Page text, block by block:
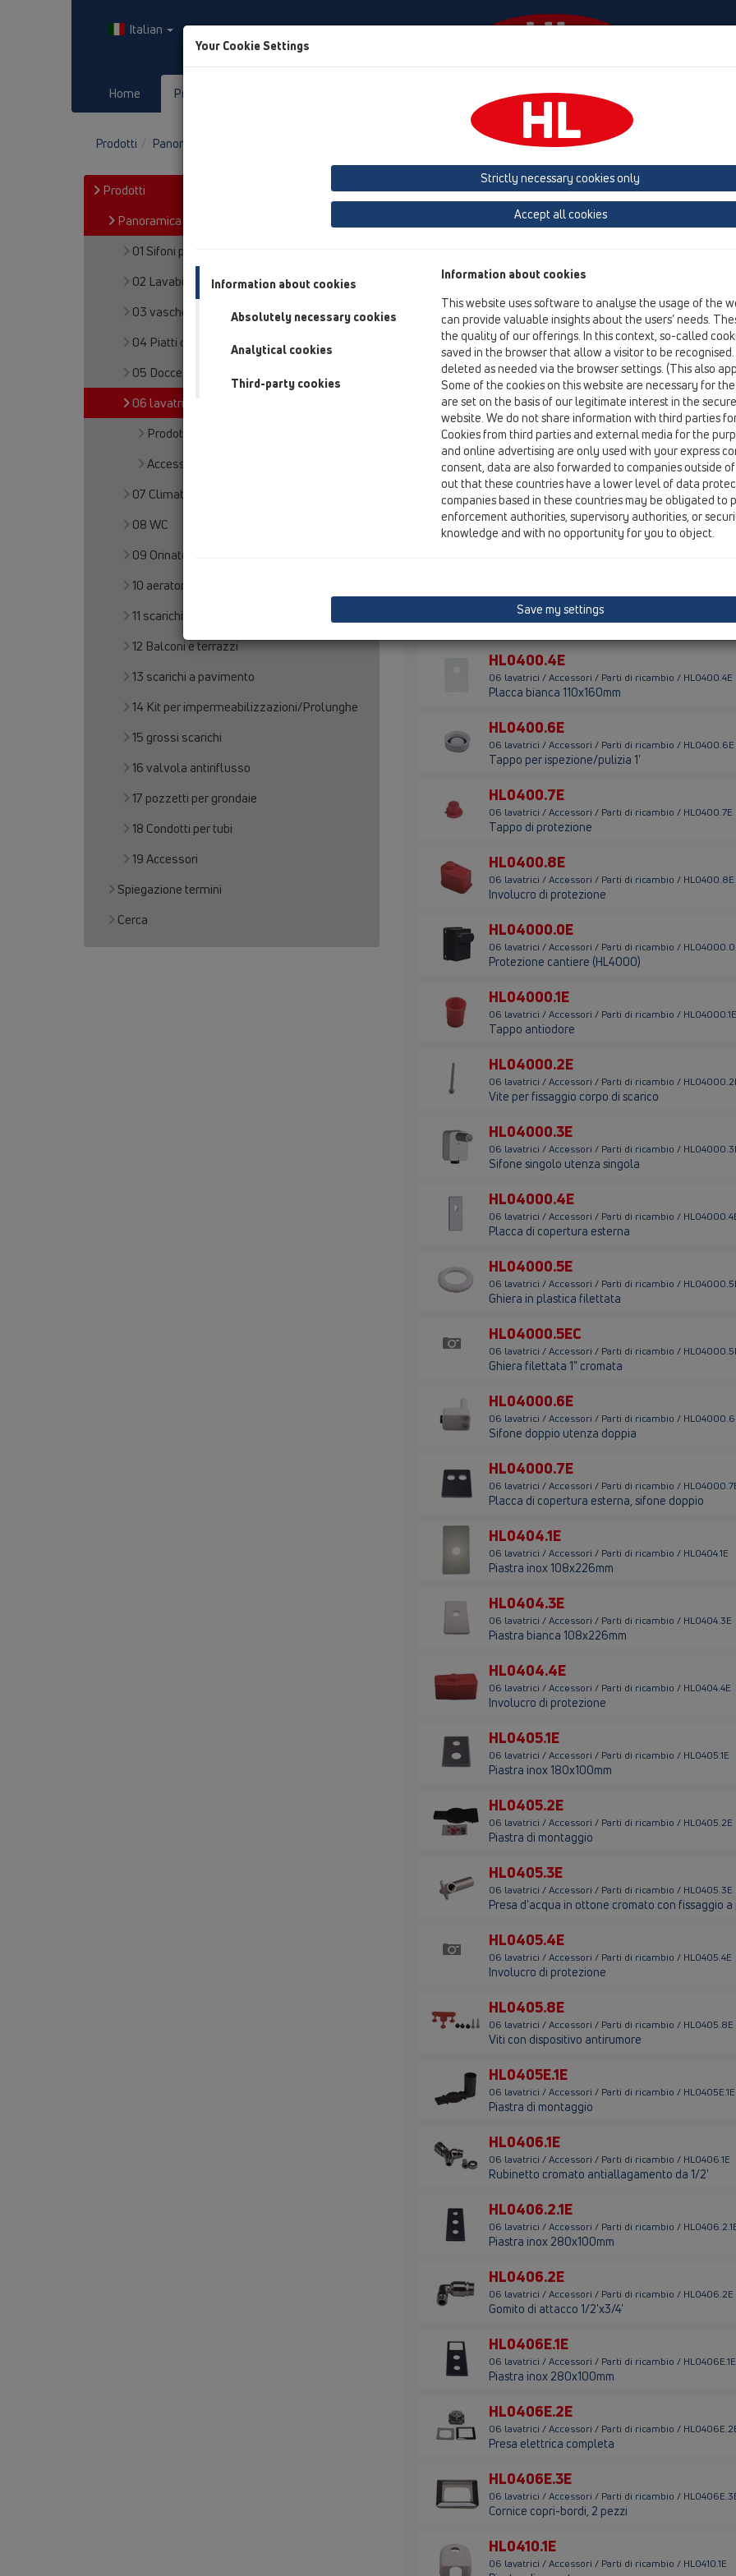
Italian
Home Prodotti Casa HL Contact & Newsletter
Prodotti Panoramica del Prodotto
Prodotti
Panoramica del Prodotto
01 Sifoni per cucina
02 Lavabi
03 vasche
04 Piatti doccia
05 Docce senza barriere
06 lavatrici
Prodotti
Accessori
07 Climatizzazione e ventilazione
08 WC
09 Orinatoi
10 aeratore
11 scarichi per tetti
12 Balconi e terrazzi
13 scarichi a pavimento
14 Kit per impermeabilizzazioni/Prolunghe
15 grossi scarichi
16 valvola antiriflusso
17 pozzetti per grondaie
18 Condotti per tubi
19 Accessori
Spiegazione termini
Cerca
Panoramica del Prodotto
Accessori
HL01000D
06 lavatrici / Accessori / Parti di ricambio / HL01000D
Guarnizione piatta 1'
HL01050D
06 lavatrici / Accessori / Parti di ricambio / HL01050D
O-Ring 18x2,5mm
HL01111D
06 lavatrici / Accessori / Parti di ricambio / HL01111D
Guarnizione sifone lavabo
HL02.3E
06 lavatrici / Accessori / Parti di ricambio / HL02.3E
HL0400.11E
06 lavatrici / Accessori / Parti di ricambio / HL0400.11E
Tappo di protezione
HL0400.4E
06 lavatrici / Accessori / Parti di ricambio / HL0400.4E
Placca bianca 110x160mm
HL0400.6E
06 lavatrici / Accessori / Parti di ricambio / HL0400.6E
Tappo per ispezione/pulizia 1'
HL0400.7E
06 lavatrici / Accessori / Parti di ricambio / HL0400.7E
Tappo di protezione
HL0400.8E
06 lavatrici / Accessori / Parti di ricambio / HL0400.8E
Involucro di protezione
HL04000.0E
06 lavatrici / Accessori / Parti di ricambio /
Protezione cantiere (HL4000)
HL04000.1E
06 lavatrici / Accessori / Parti di ricambio / HL04000.1E
Tappo antiodore
HL04000.2E
06 lavatrici / Accessori / Parti di ricambio /
Vite per fissaggio corpo di scarico
HL04000.3E
06 lavatrici / Accessori / Parti di ricambio /
Sifone singolo utenza singola
HL04000.4E
06 lavatrici / Accessori / Parti di ricambio /
Placca di copertura esterna
HL04000.5E
06 lavatrici / Accessori / Parti di ricambio /
Ghiera in plastica filettata
HL04000.5EC
06 lavatrici / Accessori / Parti di ricambio /
Ghiera filettata 1" cromata
HL04000.6E
06 lavatrici / Accessori / Parti di ricambio /
Sifone doppio utenza doppia
HL04000.7E
06 lavatrici / Accessori / Parti di ricambio /
Placca di copertura esterna, sifone doppio
HL0404.1E
06 lavatrici / Accessori / Parti di ricambio / HL0404.1E
Piastra inox 108x226mm
HL0404.3E
06 lavatrici / Accessori / Parti di ricambio / HL0404.3E
Piastra bianca 108x226mm
HL0404.4E
06 lavatrici / Accessori / Parti di ricambio / HL0404.4E
Involucro di protezione
HL0405.1E
06 lavatrici / Accessori / Parti di ricambio / HL0405.1E
Piastra inox 180x100mm
HL0405.2E
06 lavatrici / Accessori / Parti di ricambio / HL0405.2E
Piastra di montaggio
HL0405.3E
06 lavatrici / Accessori / Parti di ricambio / HL0405.3E
Presa d'acqua in ottone cromato con fissaggio
HL0405.4E
06 lavatrici / Accessori / Parti di ricambio / HL0405.4E
Involucro di protezione
HL0405.8E
06 lavatrici / Accessori / Parti di ricambio / HL0405.8E
Viti con dispositivo antirumore
HL0405E.1E
06 lavatrici / Accessori / Parti di ricambio / HL0405E.1E
Piastra di montaggio
HL0406.1E
06 lavatrici / Accessori / Parti di ricambio / HL0406.1E
Rubinetto cromato antiallagamento da 1/2'
HL0406.2.1E
06 lavatrici / Accessori / Parti di ricambio /
Piastra inox 280x100mm
HL0406.2E
06 lavatrici / Accessori / Parti di ricambio / HL0406.2E
Gomito di attacco 1/2'x3/4'
HL0406E.1E
06 lavatrici / Accessori / Parti di ricambio / HL0406E.1E
Piastra inox 280x100mm
HL0406E.2E
06 lavatrici / Accessori / Parti di ricambio /
Presa elettrica completa
HL0406E.3E
06 lavatrici / Accessori / Parti di ricambio /
Cornice copri-bordi, 2 pezzi
HL0410.1E
06 lavatrici / Accessori / Parti di ricambio / HL0410.1E
Your Cookie Settings
Strictly necessary cookies only
Accept all cookies
Information about cookies
Absolutely necessary cookies
Analytical cookies
Third-party cookies
Information about cookies
This website uses software to analyse the usage of the
can provide valuable insights about the users’ needs.
the quality of our offerings. In this context, so-called
saved in the browser that allow a visitor to be
deleted as needed via the browser settings. (This also
Some of the cookies on this website are necessary for
are set on the basis of our legitimate interest in the
website. We do not share information with third parties
Cookies from third parties and external media for the
and online advertising are only used with your express
consent, data are also forwarded to companies outside
out that these countries have a lower level of data
companies based in these countries may be obligated to
enforcement authorities, supervisory authorities, or
knowledge and with no opportunity for you to object.
Save my settings